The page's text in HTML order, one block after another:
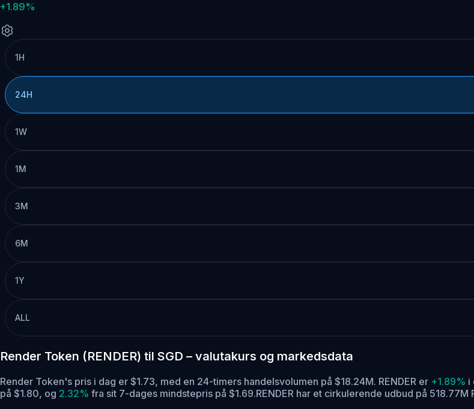
+1.89%
1H
24H
1W
1M
3M
6M
1Y
ALL
Render Token (RENDER) til SGD – valutakurs og markedsdata
Render Token's pris i dag er $1.73, med en 24-timers handelsvolumen på $18.24M. RENDER er +1.89% i
på $1.80, og 2.32% fra sit 7-dages mindstepris på $1.69.RENDER har et cirkulerende udbud på 518.77M